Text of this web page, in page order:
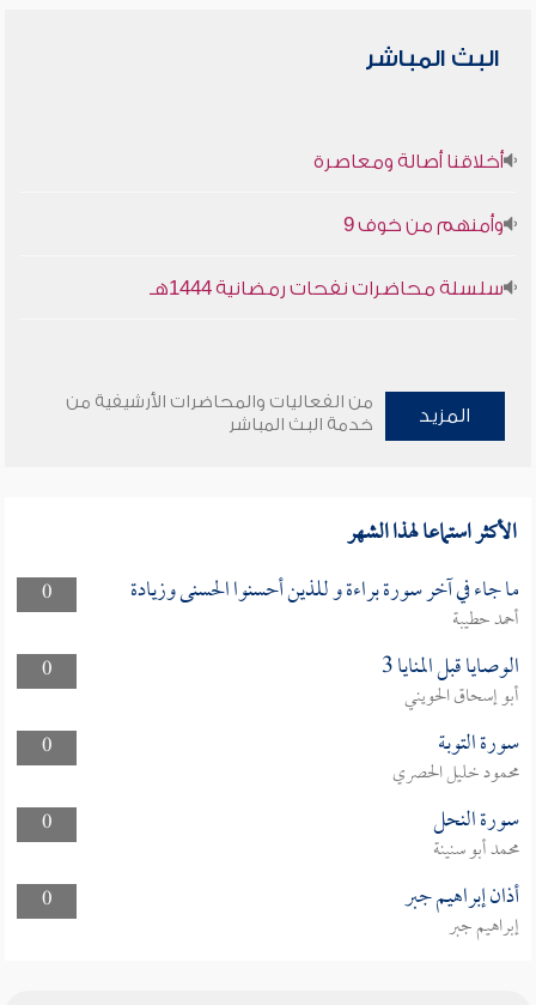
البث المباشر
أخلاقنا أصالة ومعاصرة
وأمنهم من خوف 9
سلسلة محاضرات نفحات رمضانية 1444هـ
المزيد
من الفعاليات والمحاضرات الأرشيفية من
خدمة البث المباشر
الأكثر استماعا لهذا الشهر
0 ما جاء في آخر سورة براءة و للذين أحسنوا الحسنى وزيادة
أحمد حطيبة
0
الوصايا قبل المنايا 3
أبو إسحاق الحويني
0
سورة التوبة
محمود خليل الحصري
0
سورة النحل
محمد أبو سنينة
0
أذان إبراهيم جبر
إبراهيم جبر